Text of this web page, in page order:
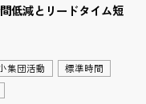
低減とリードタイム短
集団活動 標準時間